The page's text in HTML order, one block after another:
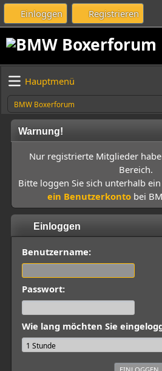
Einloggen Registrieren
Hauptmenü
BMW Boxerforum
Warnung!
Nur registrierte Mitglieder
Bereich.
Bitte loggen Sie sich unterhalb
ein Benutzerkonto bei
Einloggen
Benutzername:
Passwort:
Wie lang möchten Sie